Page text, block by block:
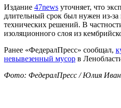
Издание 47news уточняет, что
длительный срок был нужен из-за
технических решений. В
изоляционного слоя из
Ранее «ФедералПресс» сообщал,
невывезенный мусор в
Фото: ФедералПресс / Юлия